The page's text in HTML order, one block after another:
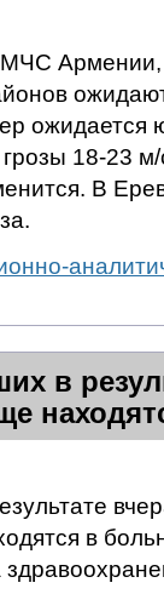
Армении,
ожидается
18-23
В
в
в